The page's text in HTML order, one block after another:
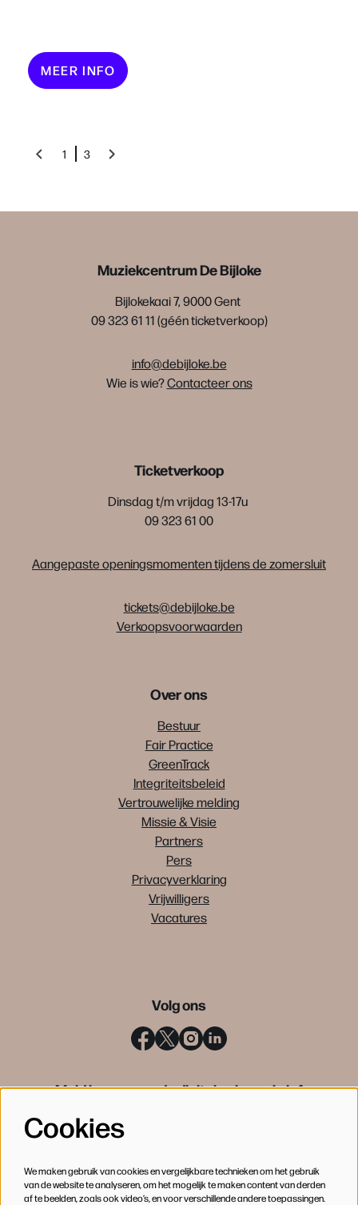
MEER INFO
1 3
Muziekcentrum De Bijloke
Bijlokekaai 7, 9000 Gent
09 323 61 11 (géén ticketverkoop)
info@debijloke.be
Wie is wie?Contacteer ons
Ticketverkoop
Dinsdag t/m vrijdag 13-17u
09 323 61 00
Aangepaste openingsmomenten tijdens de zomersluit
tickets@debijloke.be
Verkoopsvoorwaarden
Over ons
Bestuur
Fair Practice
GreenTrack
Integriteitsbeleid
Vertrouwelijke melding
Missie & Visie
Partners
Pers
Privacyverklaring
Vrijwilligers
Vacatures
Volg ons
Meld je aan voor de digitale nieuwsbrief
Cookies
We maken gebruik van cookies en vergelijkbare technieken om het gebruik
van de website te analyseren, om het mogelijk te maken content van derden
af te beelden, zoals ook video’s, en voor verschillende andere toepassingen.